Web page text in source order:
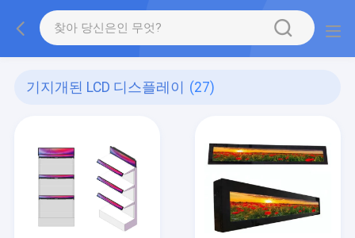
기지개된 LCD 디스플레이 (27)